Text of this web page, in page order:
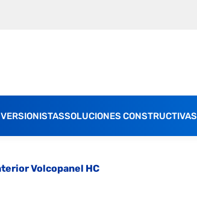
SOLUCIONES CONSTRUCTIVAS
Volcopanel HC